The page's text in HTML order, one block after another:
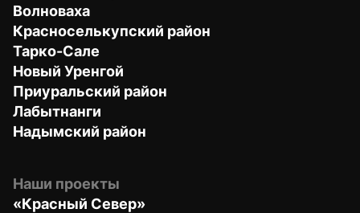
Волноваха
Красноселькупский район
Тарко-Сале
Новый Уренгой
Приуральский район
Лабытнанги
Надымский район
Наши проекты
«Красный Север»